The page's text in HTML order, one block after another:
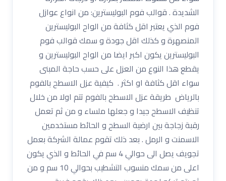
الشديدة . قوالب فوم البوليسترين: من انواع عوازل
فوم الذي يعتبر اقل كثافة من الواح البوليسترين
المنصهرة و كذلك اقل جودة و سمك قوالب فوم
البوليسترين يكون اكبر ايضا من الواح البوليسترين و
يقطع هذا النوع من العزل على حسب حاجة المبنى
سواء اقل كثافة او اكثر . كيفية عزل الاسطح بالفوم
بالرياض طريقة عزل الاسطح بالفوم تتم اولا من خلال
تنظيف الاسطح جيدا و جعلها ملساء و من ثم تعمل
رقبة زجاجة بين ارضية السطح و الحائط مستخدمين
الاسمنت و الرمل . بعد ذلك تقوم عمالة الشركة بعمل
تجويف يصل الى حوالي 4 سم في الحائط و الذي يكون
اعلى من سمك منسوب التشطيب بحوالي 10 سم و من